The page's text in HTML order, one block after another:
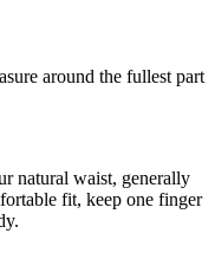
around the fullest part
natural waist, generally
fit, keep one finger